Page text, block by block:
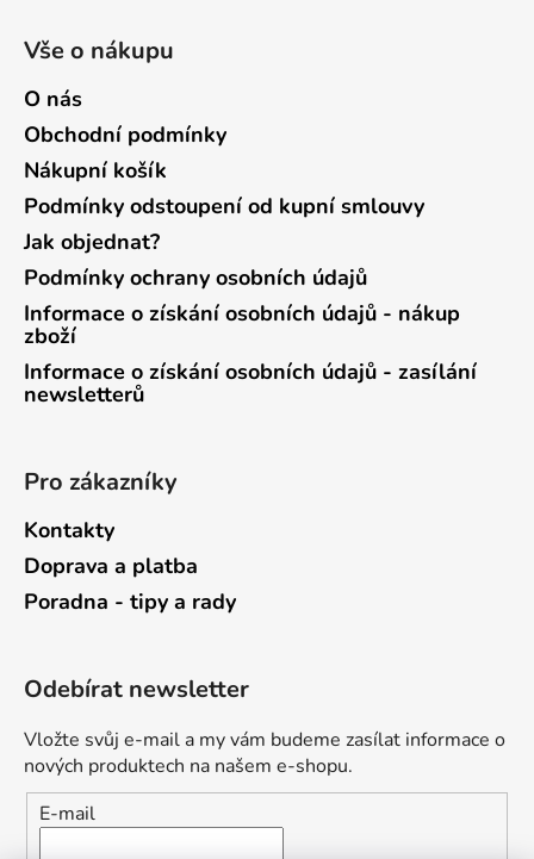
Vše o nákupu
O nás
Obchodní podmínky
Nákupní košík
Podmínky odstoupení od kupní smlouvy
Jak objednat?
Podmínky ochrany osobních údajů
Informace o získání osobních údajů - nákup
zboží
Informace o získání osobních údajů - zasílání
newsletterů
Pro zákazníky
Kontakty
Doprava a platba
Poradna - tipy a rady
Odebírat newsletter
Vložte svůj e-mail a my vám budeme zasílat informace o
nových produktech na našem e-shopu.
E-mail